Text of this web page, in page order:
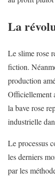
La
Le slime rose
fiction.
production
Officiellement
la bave rose
industrielle
Le processus
les derniers
par les